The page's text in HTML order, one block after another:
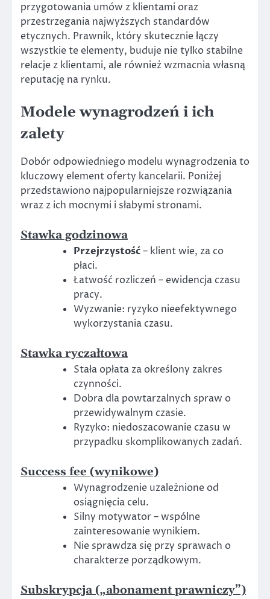
przygotowania umów z klientami oraz
przestrzegania najwyższych standardów
etycznych. Prawnik, który skutecznie łączy
wszystkie te elementy, buduje nie tylko stabilne
relacje z klientami, ale również wzmacnia własną
reputację na rynku.
Modele wynagrodzeń i ich
zalety
Dobór odpowiedniego modelu wynagrodzenia to
kluczowy element oferty kancelarii. Poniżej
przedstawiono najpopularniejsze rozwiązania
wraz z ich mocnymi i słabymi stronami.
Stawka godzinowa
Przejrzystość– klient wie, za co
płaci.
Łatwość rozliczeń – ewidencja czasu
pracy.
Wyzwanie: ryzyko nieefektywnego
wykorzystania czasu.
Stawka ryczałtowa
Stała opłata za określony zakres
czynności.
Dobra dla powtarzalnych spraw o
przewidywalnym czasie.
Ryzyko: niedoszacowanie czasu w
przypadku skomplikowanych zadań.
Success fee (wynikowe)
Wynagrodzenie uzależnione od
osiągnięcia celu.
Silny motywator – wspólne
zainteresowanie wynikiem.
Nie sprawdza się przy sprawach o
charakterze porządkowym.
Subskrypcja („abonament prawniczy”)